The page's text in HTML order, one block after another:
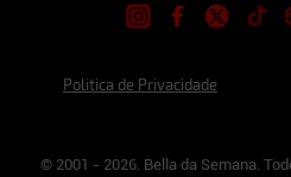
Politica de Privacidade
© 2001 - 2026. Bella da Semana.